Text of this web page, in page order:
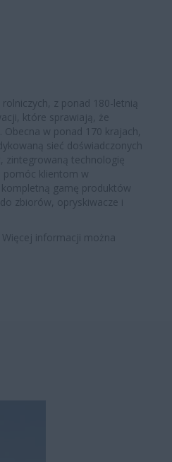
z ponad 180-letnią
które sprawiają, że
w ponad 170 krajach,
sieć doświadczonych
zintegrowaną technologię
pomóc klientom w
gamę produktów
zbiorów, opryskiwacze i
Więcej informacji można